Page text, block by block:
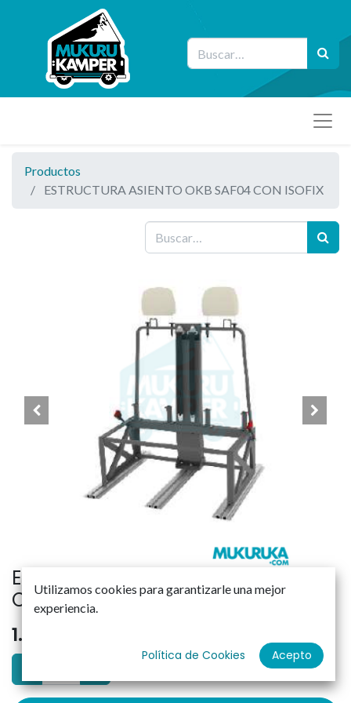
Productos
ESTRUCTURA ASIENTO OKB SAF04 CON ISOFIX
ESTRUCTURA ASIENTO OKB SAF04
CON ISOFIX
1.340,00
Utilizamos cookies para garantizarle una mejor
experiencia.
Política de Cookies Acepto